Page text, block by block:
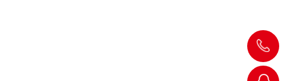
175-
1209-